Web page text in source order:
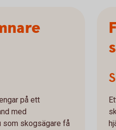
på ett
med
som skogsägare få